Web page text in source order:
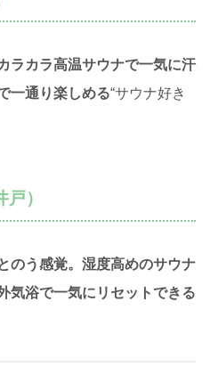
ラカラ高温サウナで一気に汗
一通り楽しめる“サウナ好き
）
のう感覚。湿度高めのサウナ
気浴で一気にリセットできる